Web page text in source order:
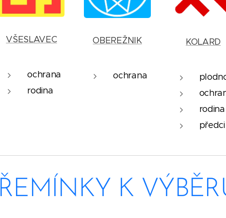
VŠESLAVEC
ochrana
rodina
OBEREŽNIK
ochrana
KOLARD
rodina
předci
ŘEMÍNKY K